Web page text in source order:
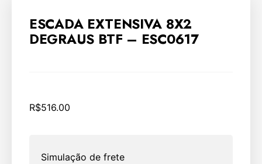
ESCADA EXTENSIVA 8X2
DEGRAUS BTF – ESC0617
R$516.00
Simulação de frete